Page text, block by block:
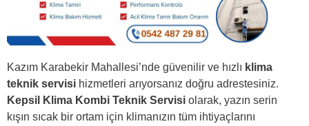
Kazım Karabekir Mahallesi’nde güvenilir ve hızlı klima
teknik servisi hizmetleri arıyorsanız doğru adrestesiniz.
Kepsil Klima Kombi Teknik Servisi olarak, yazın serin
kışın sıcak bir ortam için klimanızın tüm ihtiyaçlarını